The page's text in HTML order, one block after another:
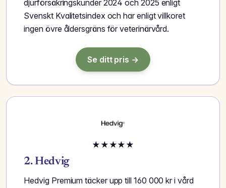
djurförsäkringskunder 2024 och 2025 enligt
Svenskt Kvalitetsindex och har enligt villkoret
ingen övre åldersgräns för veterinärvård.
Se ditt pris →
★ ★ ★★ ★
2. Hedvig
Hedvig Premium täcker upp till 160 000 kr i vård